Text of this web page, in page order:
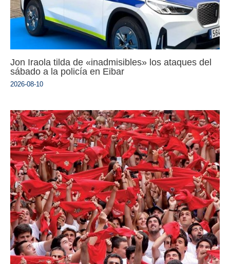
Jon Iraola tilda de «inadmisibles» los ataques del
sábado a la policía en Eibar
2026-08-10